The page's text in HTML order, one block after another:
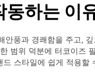
동하는 이
안풍과 경쾌함을 주고,
범위 덕분에 터코이즈
스타일에 쉽게 적용할